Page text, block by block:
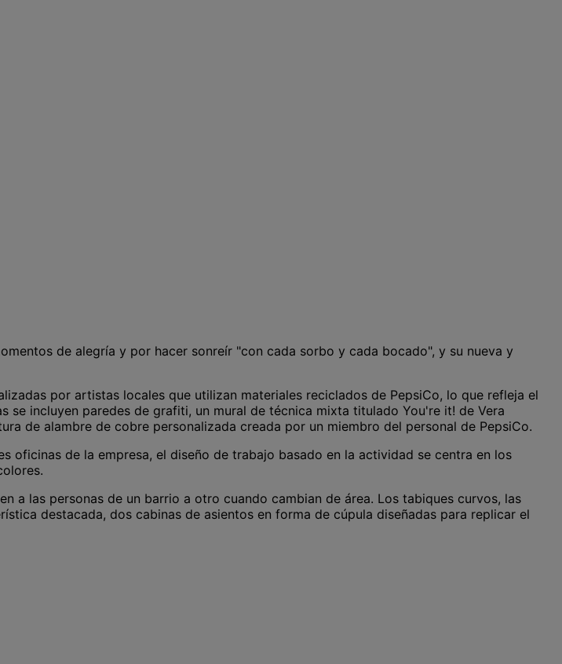
de alegría y por hacer sonreír "con cada sorbo y cada bocado", y su nueva y
por artistas locales que utilizan materiales reciclados de PepsiCo, lo que refleja el
se incluyen paredes de grafiti, un mural de técnica mixta titulado You're it! de Vera
de alambre de cobre personalizada creada por un miembro del personal de PepsiCo.
oficinas de la empresa, el diseño de trabajo basado en la actividad se centra en los
a las personas de un barrio a otro cuando cambian de área. Los tabiques curvos, las
destacada, dos cabinas de asientos en forma de cúpula diseñadas para replicar el